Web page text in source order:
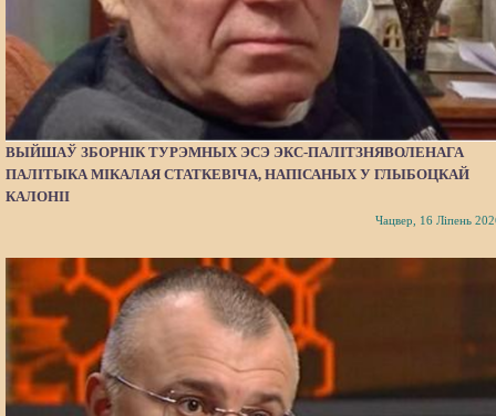
ВЫЙШАЎ ЗБОРНІК ТУРЭМНЫХ ЭСЭ ЭКС-ПАЛІТЗНЯВОЛЕНАГА
ПАЛІТЫКА МІКАЛАЯ СТАТКЕВІЧА, НАПІСАНЫХ У ГЛЫБОЦКАЙ
КАЛОНІІ
Чацвер, 16 Ліпень